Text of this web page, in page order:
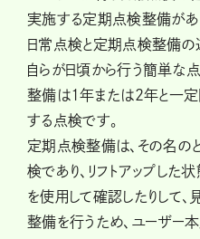
実施する定期点検整備があ
日常点検と定期点検整備の
自らが日頃から行う簡単な
整備は1年または2年と一
する点検です。
定期点検整備は、その名の
検であり、リフトアップした
を使用して確認したりして
整備を行うため、ユーザー